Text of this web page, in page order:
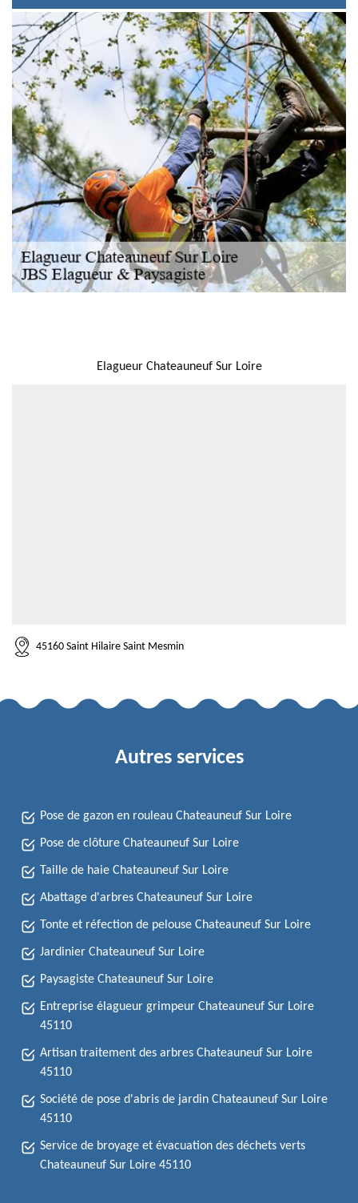
Elagueur Chateauneuf Sur Loire
45160 Saint Hilaire Saint Mesmin
Autres services
Pose de gazon en rouleau Chateauneuf Sur Loire
Pose de clôture Chateauneuf Sur Loire
Taille de haie Chateauneuf Sur Loire
Abattage d'arbres Chateauneuf Sur Loire
Tonte et réfection de pelouse Chateauneuf Sur Loire
Jardinier Chateauneuf Sur Loire
Paysagiste Chateauneuf Sur Loire
Entreprise élagueur grimpeur Chateauneuf Sur Loire
45110
Artisan traitement des arbres Chateauneuf Sur Loire
45110
Société de pose d'abris de jardin Chateauneuf Sur Loire
45110
Service de broyage et évacuation des déchets verts
Chateauneuf Sur Loire 45110